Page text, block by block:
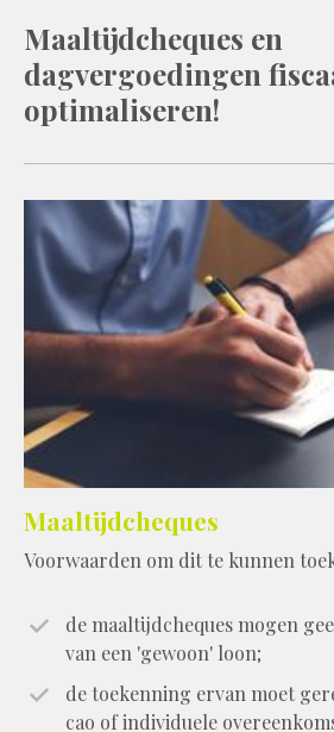
Maaltijdcheques en
dagvergoedingen
optimaliseren!
Maaltijdcheques
Voorwaarden om dit te kunnen
de maaltijdcheques mogen
van een 'gewoon' loon;
de toekenning ervan moet
cao of individuele